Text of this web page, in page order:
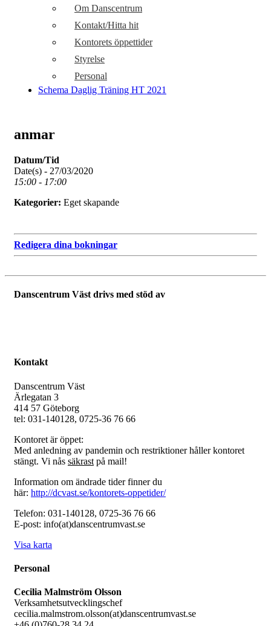
Om Danscentrum
Kontakt/Hitta hit
Kontorets öppettider
Styrelse
Personal
Schema Daglig Träning HT 2021
anmar
Datum/Tid
Date(s) - 27/03/2020
15:00 - 17:00
Kategorier: Eget skapande
Redigera dina bokningar
Danscentrum Väst drivs med stöd av
Kontakt
Danscentrum Väst
Ärlegatan 3
414 57 Göteborg
tel: 031-140128, 0725-36 76 66
Kontoret är öppet:
Med anledning av pandemin och restriktioner håller kontoret
stängt. Vi nås säkrast på mail!
Information om ändrade tider finner du
här: http://dcvast.se/kontorets-oppetider/
Telefon: 031-140128, 0725-36 76 66
E-post: info(at)danscentrumvast.se
Visa karta
Personal
Cecilia Malmström Olsson
Verksamhetsutvecklingschef
cecilia.malmstrom.olsson(at)danscentrumvast.se